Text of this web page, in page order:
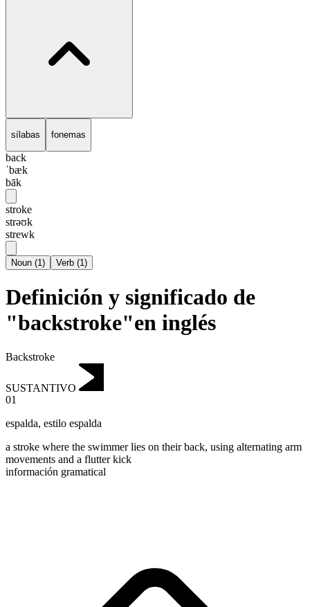
sílabas fonemas
back
ˈbæk
bāk
stroke
strəʊk
strewk
Noun (1) Verb (1)
Definición y significado de
"backstroke"en inglés
Backstroke
SUSTANTIVO
01
espalda, estilo espalda
a stroke where the swimmer lies on their back, using alternating arm
movements and a flutter kick
información gramatical